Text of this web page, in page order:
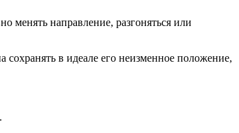
менять направление, разгоняться или
в идеале его неизменное положение,